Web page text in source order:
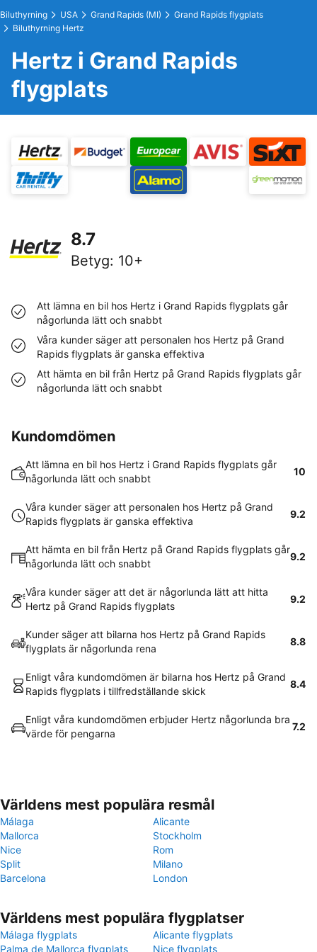
Biluthyrning USA Grand Rapids (MI)
Grand Rapids flygplats
Biluthyrning Hertz
Hertz i Grand Rapids
flygplats
8.7
Betyg: 10+
Att lämna en bil hos Hertz i Grand Rapids flygplats går
någorlunda lätt och snabbt
Våra kunder säger att personalen hos Hertz på Grand
Rapids flygplats är ganska effektiva
Att hämta en bil från Hertz på Grand Rapids flygplats går
någorlunda lätt och snabbt
Kundomdömen
Att lämna en bil hos Hertz i Grand Rapids flygplats går
någorlunda lätt och snabbt
10
Våra kunder säger att personalen hos Hertz på Grand
Rapids flygplats är ganska effektiva
9.2
Att hämta en bil från Hertz på Grand Rapids flygplats går
någorlunda lätt och snabbt
9.2
Våra kunder säger att det är någorlunda lätt att hitta
Hertz på Grand Rapids flygplats
9.2
Kunder säger att bilarna hos Hertz på Grand Rapids
flygplats är någorlunda rena
8.8
Enligt våra kundomdömen är bilarna hos Hertz på Grand
Rapids flygplats i tillfredställande skick
8.4
Enligt våra kundomdömen erbjuder Hertz någorlunda bra
värde för pengarna
7.2
Världens mest populära resmål
Málaga
Alicante
Mallorca
Stockholm
Nice
Rom
Split
Milano
Barcelona
London
Världens mest populära flygplatser
Málaga flygplats
Alicante flygplats
Palma de Mallorca flygplats
Nice flygplats